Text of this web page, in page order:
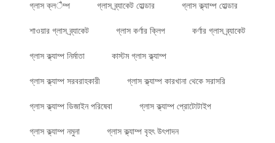
গ্লাস ক্লैম্প গ্লাস ব্র্যাকেট হোল্ডার গ্লাস ক্ল্যাম্প হোল্ডার
শাওয়ার গ্লাস ব্র্যাকেট গ্লাস কর্ণার ক্লিপ কর্ণার গ্লাস ব্র্যাকেট
গ্লাস ক্ল্যাম্প নির্মাতা কাস্টম গ্লাস ক্ল্যাম্প
গ্লাস ক্ল্যাম্প সরবরাহকারী গ্লাস ক্ল্যাম্প কারখানা থেকে সরাসরি
গ্লাস ক্ল্যাম্প ডিজাইন পরিষেবা গ্লাস ক্ল্যাম্প প্রোটোটাইপ
গ্লাস ক্ল্যাম্প নমুনা গ্লাস ক্ল্যাম্প বৃহৎ উৎপাদন